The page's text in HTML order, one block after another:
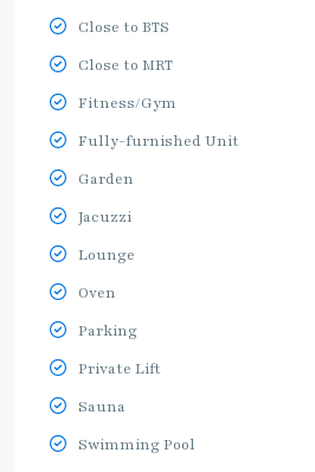
Close to BTS
Close to MRT
Fitness/Gym
Fully-furnished Unit
Garden
Jacuzzi
Lounge
Oven
Parking
Private Lift
Sauna
Swimming Pool